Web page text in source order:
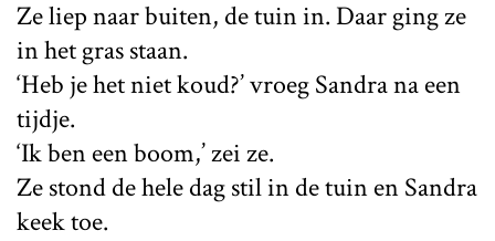
Ze liep naar buiten, de tuin in. Daar ging ze
in het gras staan.
‘Heb je het niet koud?’ vroeg Sandra na een
tijdje.
‘Ik ben een boom,’ zei ze.
Ze stond de hele dag stil in de tuin en Sandra
keek toe.